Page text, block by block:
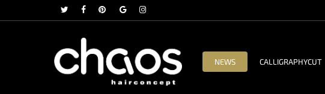
to
twitterfacebookpinterestgoogle-instagram
NEWS CALLIGRAPHYCUT